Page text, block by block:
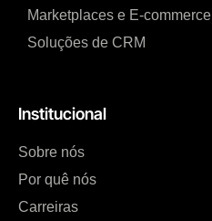
Marketplaces e E-commerce
Soluções de CRM
Institucional
Sobre nós
Por quê nós
Carreiras